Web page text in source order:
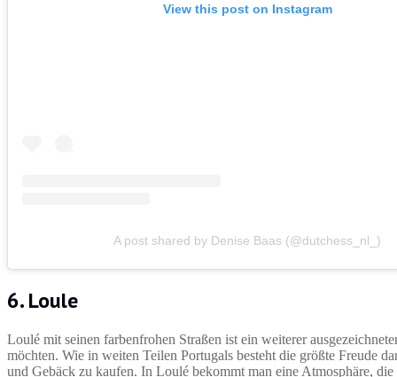
View this post on Instagram
A post shared by Denise Baas (@dutchess_nl_)
6. Loule
Loulé mit seinen farbenfrohen Straßen ist ein weiterer
möchten. Wie in weiten Teilen Portugals besteht die größte Freude
und Gebäck zu kaufen. In Loulé bekommt man eine Atmosphäre,